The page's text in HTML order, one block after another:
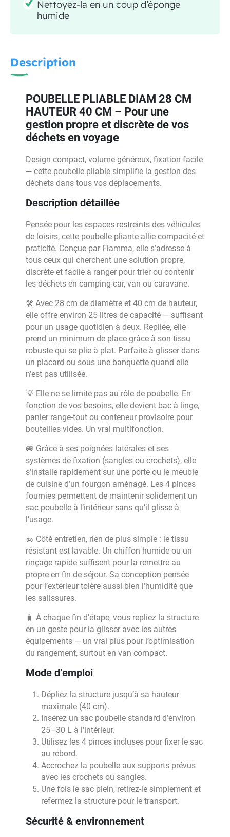
Nettoyez-la en un coup d’éponge
humide
Description
POUBELLE PLIABLE DIAM 28 CM
HAUTEUR 40 CM – Pour une
gestion propre et discrète de vos
déchets en voyage
Design compact, volume généreux, fixation facile
— cette poubelle pliable simplifie la gestion des
déchets dans tous vos déplacements.
Description détaillée
Pensée pour les espaces restreints des véhicules
de loisirs, cette poubelle pliante allie compacité et
praticité. Conçue par Fiamma, elle s’adresse à
tous ceux qui cherchent une solution propre,
discrète et facile à ranger pour trier ou contenir
les déchets en camping-car, van ou caravane.
🛠️ Avec 28 cm de diamètre et 40 cm de hauteur,
elle offre environ 25 litres de capacité — suffisant
pour un usage quotidien à deux. Repliée, elle
prend un minimum de place grâce à son tissu
robuste qui se plie à plat. Parfaite à glisser dans
un placard ou sous une banquette quand elle
n’est pas utilisée.
💡 Elle ne se limite pas au rôle de poubelle. En
fonction de vos besoins, elle devient bac à linge,
panier range-tout ou conteneur provisoire pour
bouteilles vides. Un vrai multifonction.
🚐 Grâce à ses poignées latérales et ses
systèmes de fixation (sangles ou crochets), elle
s’installe rapidement sur une porte ou le meuble
de cuisine d’un fourgon aménagé. Les 4 pinces
fournies permettent de maintenir solidement un
sac poubelle à l’intérieur sans qu’il glisse à
l’usage.
🧽 Côté entretien, rien de plus simple : le tissu
résistant est lavable. Un chiffon humide ou un
rinçage rapide suffisent pour la remettre au
propre en fin de séjour. Sa conception pensée
pour l’extérieur tolère aussi bien l’humidité que
les salissures.
🧳 À chaque fin d’étape, vous repliez la structure
en un geste pour la glisser avec les autres
équipements — un vrai plus pour l’optimisation
du rangement, surtout en van compact.
Mode d’emploi
Dépliez la structure jusqu’à sa hauteur
maximale (40 cm).
Insérez un sac poubelle standard d’environ
25–30 L à l’intérieur.
Utilisez les 4 pinces incluses pour fixer le sac
au rebord.
Accrochez la poubelle aux supports prévus
avec les crochets ou sangles.
Une fois le sac plein, retirez-le simplement et
refermez la structure pour le transport.
Sécurité & environnement